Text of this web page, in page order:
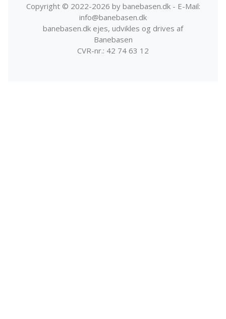
Copyright © 2022-2026 by banebasen.dk - E-Mail:
info@banebasen.dk
banebasen.dk ejes, udvikles og drives af
Banebasen
CVR-nr.: 42 74 63 12